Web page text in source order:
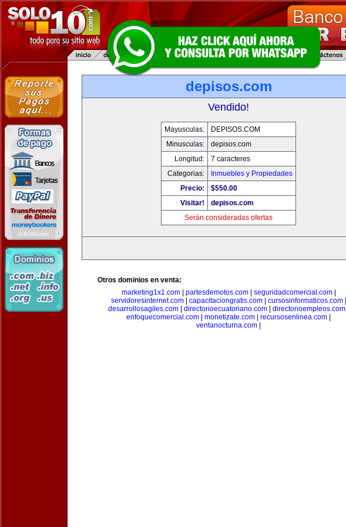
depisos.com
Vendido!
Mayusculas:
DEPISOS.COM
Minusculas:
depisos.com
Longitud:
7 caracteres
Categorias:
Inmuebles y Propiedades
Precio:
$550.00
Visitar!
depisos.com
Serán consideradas ofertas
Otros dominios en venta:
marketing1x1.com| partesdemotos.com| seguridadcomercial.com|
servidoresinternet.com| capacitaciongratis.com| cursosinformaticos.com|
desarrollosagiles.com
directorioecuatoriano.com directorioempleos.com
enfoquecomercial.com
monetizate.com recursosenlinea.com
ventanocturna.com